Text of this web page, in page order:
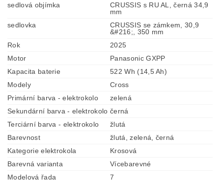
sedlová objímka
CRUSSIS s RU AL, černá 34,9
mm
sedlovka
CRUSSIS se zámkem, 30,9
&#216;, 350 mm
Rok
2025
Motor
Panasonic GXPP
Kapacita baterie
522 Wh (14,5 Ah)
Modely
Cross
Primární barva - elektrokolo
zelená
Sekundární barva - elektrokolo černá
Terciární barva - elektrokolo
žlutá
Barevnost
žlutá, zelená, černá
Kategorie elektrokola
Krosová
Barevná varianta
Vícebarevné
Modelová řada
7